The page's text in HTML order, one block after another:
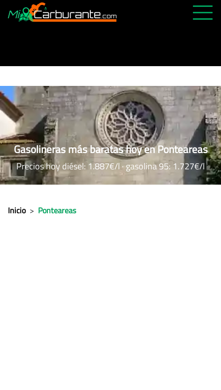
ABIERTAS 24H
ÚLTIMAS MATRÍCULAS
FAVORITAS
Gasolineras más baratas hoy en Ponteareas
Precios hoy diésel: 1.887€/l · gasolina 95: 1.727€/l
Inicio > Ponteareas